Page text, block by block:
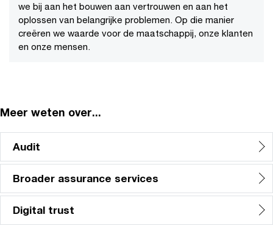
we bij aan het bouwen aan vertrouwen en aan het
oplossen van belangrijke problemen. Op die manier
creëren we waarde voor de maatschappij, onze klanten
en onze mensen.
Meer weten over...
Audit
Broader assurance services
Digital trust